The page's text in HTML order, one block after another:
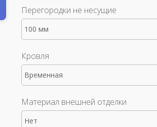
Перегородки не несущие
100 мм
Кровля
Временная
Материал внешней отделки
Нет